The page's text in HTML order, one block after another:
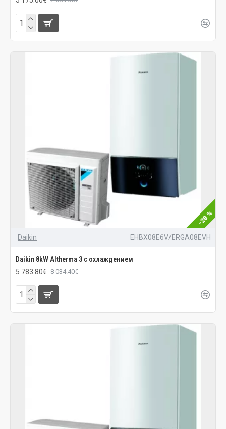
-28 %
Daikin EHBX08E6V/ERGA08EVH
Daikin 8kW Altherma 3 с охлаждением
5 783.80€ 8 034.40€